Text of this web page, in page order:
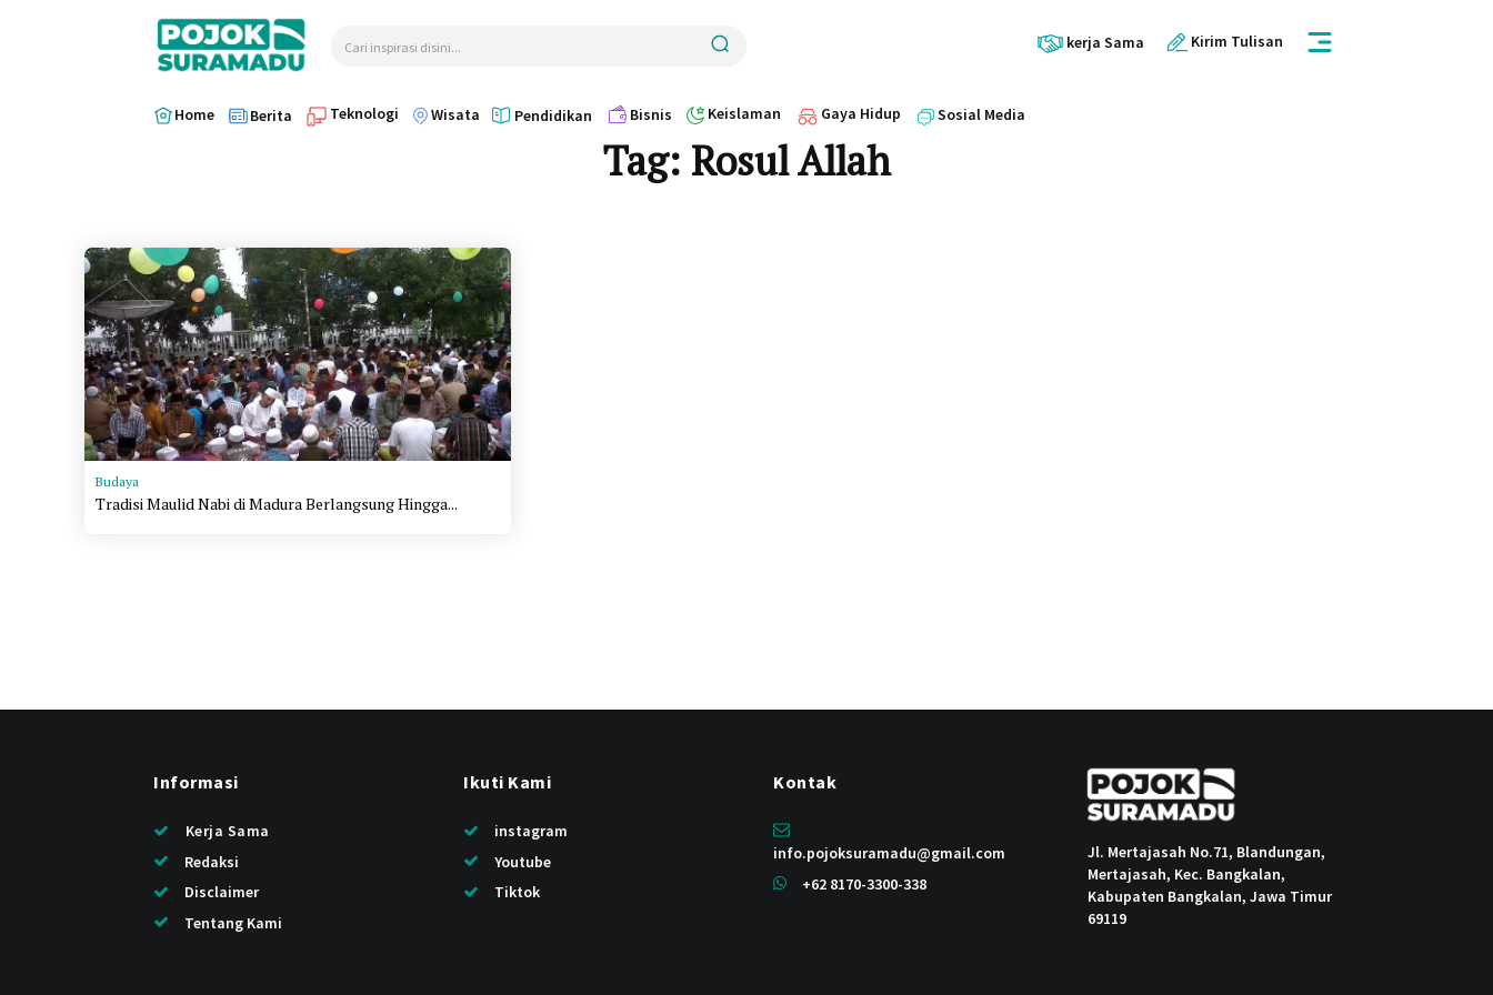
Cari inspirasi disini... kerja Sama Kirim Tulisan
Home Berita Teknologi Wisata Pendidikan Bisnis Keislaman Gaya Hidup Sosial Media
Tag: Rosul Allah
Budaya
Tradisi Maulid Nabi di Madura Berlangsung Hingga...
Informasi
Kerja Sama
Redaksi
Disclaimer
Tentang Kami
Ikuti Kami
instagram
Youtube
Tiktok
Kontak
info.pojoksuramadu@gmail.com
+62 8170-3300-338
Jl. Mertajasah No.71, Blandungan,
Mertajasah, Kec. Bangkalan,
Kabupaten Bangkalan, Jawa Timur
69119